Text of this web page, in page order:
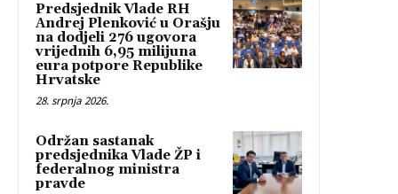
Predsjednik Vlade RH
Andrej Plenković u Orašju
na dodjeli 276 ugovora
vrijednih 6,95 milijuna
eura potpore Republike
Hrvatske
28. srpnja 2026.
Održan sastanak
predsjednika Vlade ŽP i
federalnog ministra
pravde